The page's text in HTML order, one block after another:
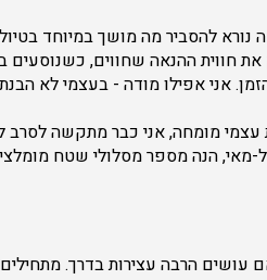
להסביר מה מושך במיוחד
חווית ההנאה שחווים, כשנוסעים
אני אפילו מודה - בעצמי לא
מומחה, אני כבר מתקשה לסרב
מאי, הנה מספר מסלולי שטח
הרבה עצירות בדרך. מתחילים